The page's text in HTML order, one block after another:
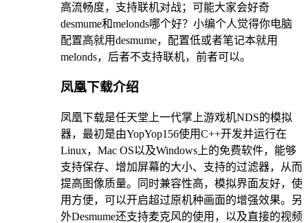
高流畅度，支持联机对战；可能大家会好奇
desmume和melonds哪个好？小编个人觉得你电脑
配置高就用desmume，配置低或者笔记本就用
melonds，后者不支持联机，前者可以。
凤凰下载介绍
凤凰下载是任天堂上一代掌上游戏机NDS的模拟
器，最初是由YopYop156使用C++开发并运行在
Linux，Mac OS以及Windows上的免费软件，能够
支持保存、增加屏幕的大小、支持的过滤器，从而
提高图像质量。同时兼容性高，模拟界面友好，使
用方便，可以开启超过原机种画面的增强效果。另
外Desmume还支持麦克风的使用，以及直接的视频